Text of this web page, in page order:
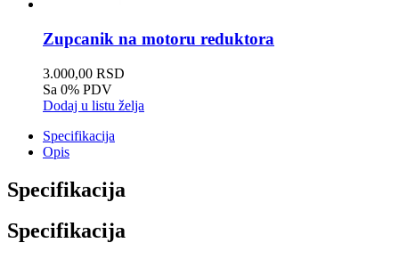
Zupcanik na motoru reduktora
3.000,00 RSD
Sa 0% PDV
Dodaj u listu želja
Specifikacija
Opis
Specifikacija
Specifikacija